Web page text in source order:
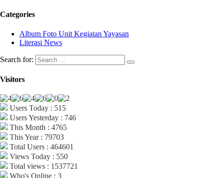
Categories
Album Foto Unit Kegiatan Yayasan
Literasi News
Search for:
Visitors
Users Today : 515
Users Yesterday : 746
This Month : 4765
This Year : 79703
Total Users : 464601
Views Today : 550
Total views : 1537721
Who's Online : 3